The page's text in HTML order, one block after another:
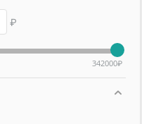
₽
342000₽